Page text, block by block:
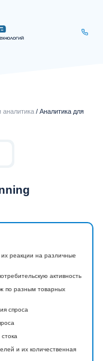
аналитика / Аналитика для
реакции на различные
активность
по разным товарных
спроса
и их количественная